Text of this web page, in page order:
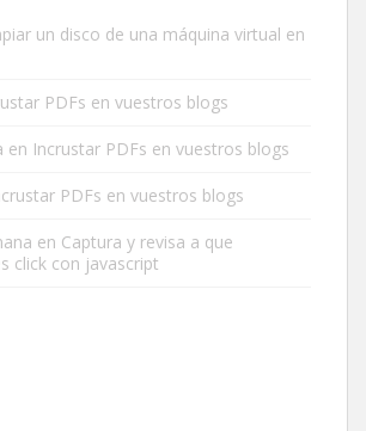
un disco de una máquina virtual en
PDFs en vuestros blogs
en Incrustar PDFs en vuestros blogs
PDFs en vuestros blogs
en Captura y revisa a que
click con javascript